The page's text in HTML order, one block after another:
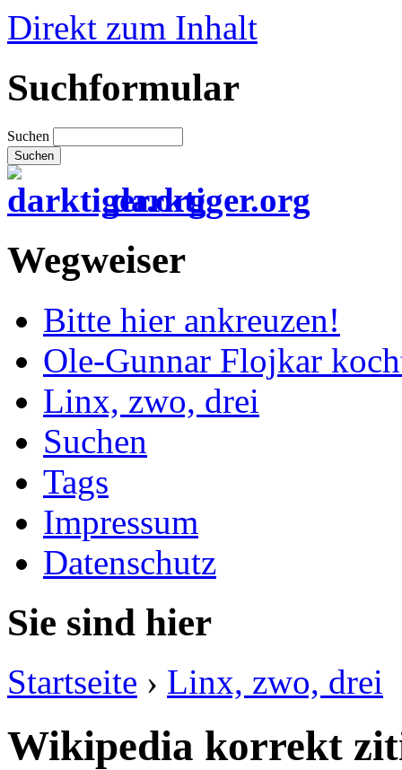
Direkt zum Inhalt
Suchformular
Suchen
darktiger.org
Wegweiser
Bitte hier ankreuzen!
Ole-Gunnar Flojkar
Linx, zwo, drei
Suchen
Tags
Impressum
Datenschutz
Sie sind hier
Startseite › Linx, zwo, drei
Wikipedia korrekt